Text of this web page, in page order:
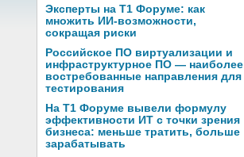
Эксперты на Т1 Форуме: как
множить ИИ-возможности,
сокращая риски
Российское ПО виртуализации и
инфраструктурное ПО — наиболее
востребованные направления для
тестирования
На Т1 Форуме вывели формулу
эффективности ИТ с точки зрения
бизнеса: меньше тратить, больше
зарабатывать